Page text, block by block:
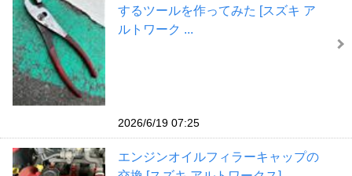
するツールを作ってみた [スズキ ア
ルトワーク ...
2026/6/19 07:25
エンジンオイルフィラーキャップの